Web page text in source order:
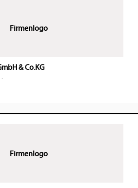
Firmenlogo
& Co.KG
·
Firmenlogo